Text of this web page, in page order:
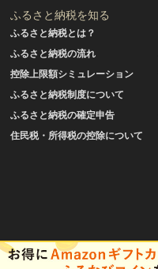
ふるさと納税を知る
ふるさと納税とは？
ふるさと納税の流れ
控除上限額シミュレーション
ふるさと納税制度について
ふるさと納税の確定申告
住民税・所得税の控除について